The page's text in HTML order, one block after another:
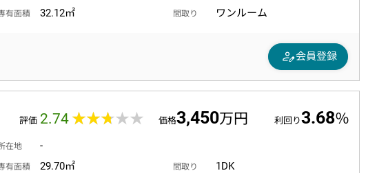
有面積 32.12㎡ 間取り ワンルーム
person_edit会員登録
評価 2.74 ★★★★★
★★★★★ 価格3,450万円 利回り3.68％
在地 -
有面積 29.70㎡ 間取り 1DK